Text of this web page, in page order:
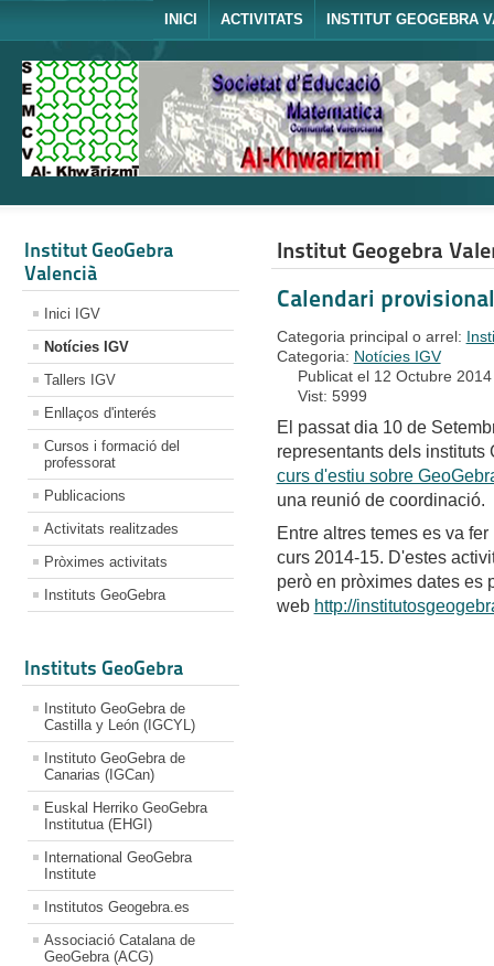
INICI ACTIVITATS INSTITUT GEOGEBRA
Institut GeoGebra
Valencià
Inici IGV
Notícies IGV
Tallers IGV
Enllaços d'interés
Cursos i formació del
professorat
Publicacions
Activitats realitzades
Pròximes activitats
Instituts GeoGebra
Instituts GeoGebra
Instituto GeoGebra de
Castilla y León (IGCYL)
Instituto GeoGebra de
Canarias (IGCan)
Euskal Herriko GeoGebra
Institutua (EHGI)
International GeoGebra
Institute
Institutos Geogebra.es
Associació Catalana de
GeoGebra (ACG)
Institut Geogebra
Calendari
Categoria principal o arrel:
Categoria: Notícies IGV
Publicat el 12 Octubre 2014
Vist: 5999
El passat dia 10 de
representants dels instituts
curs d'estiu sobre
una reunió de coordinació.
Entre altres temes es va
curs 2014-15. D'estes
però en pròximes dates es
web http://